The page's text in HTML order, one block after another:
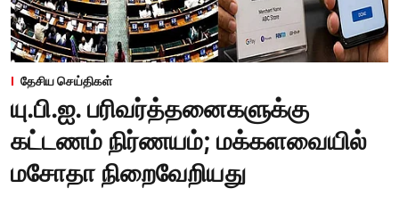
தேசிய செய்திகள்
யு.பி.ஐ. பரிவர்த்தனைகளுக்கு
கட்டணம் நிர்ணயம்; மக்களவையில்
மசோதா நிறைவேறியது